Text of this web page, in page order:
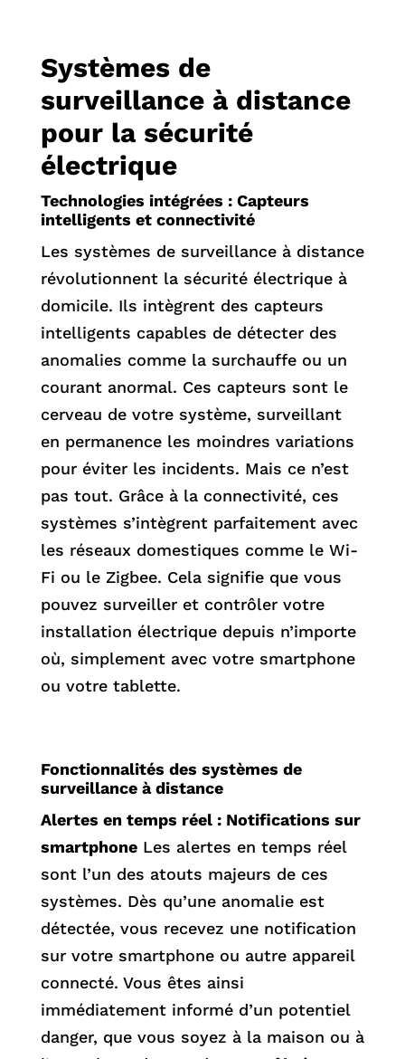
Systèmes de
surveillance à distance
pour la sécurité
électrique
Technologies intégrées : Capteurs
intelligents et connectivité
Les systèmes de surveillance à distance
révolutionnent la sécurité électrique à
domicile. Ils intègrent des capteurs
intelligents capables de détecter des
anomalies comme la surchauffe ou un
courant anormal. Ces capteurs sont le
cerveau de votre système, surveillant
en permanence les moindres variations
pour éviter les incidents. Mais ce n’est
pas tout. Grâce à la connectivité, ces
systèmes s’intègrent parfaitement avec
les réseaux domestiques comme le Wi-
Fi ou le Zigbee. Cela signifie que vous
pouvez surveiller et contrôler votre
installation électrique depuis n’importe
où, simplement avec votre smartphone
ou votre tablette.
Fonctionnalités des systèmes de
surveillance à distance
Alertes en temps réel : Notifications sur
smartphoneLes alertes en temps réel
sont l’un des atouts majeurs de ces
systèmes. Dès qu’une anomalie est
détectée, vous recevez une notification
sur votre smartphone ou autre appareil
connecté. Vous êtes ainsi
immédiatement informé d’un potentiel
danger, que vous soyez à la maison ou à